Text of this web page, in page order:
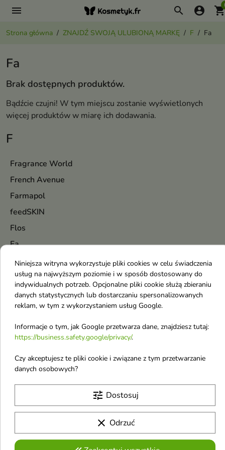
menu search account_circle
Strona główna ZNAJDŹ SWOJĄ ULUBIONĄ MARKĘ F Fa
F
Fragrance World
French Avenue
Farmapol
feedSKIN
Flos
Fa
Face Queen
FaceBoom
Farmona
FitoKosmetik
Flagolie
Flavia
Floslek
Fluff
Fraijour
Frudia
Fa
Brak dostępnych produktów.
Bądźcie czujni! W tym miejscu zostanie wyświetlonych
więcej produktów w miarę ich dodawania.
Niniejsza witryna wykorzystuje pliki cookies w celu świadczenia
usług na najwyższym poziomie i w sposób dostosowany do
indywidualnych potrzeb. Opcjonalne pliki cookie służą zbieraniu
danych statystycznych lub dostarczaniu spersonalizowanych
reklam, w tym z wykorzystaniem usług Google.
Informacje o tym, jak Google przetwarza dane, znajdziesz tutaj:
https://business.safety.google/privacy/.
Czy akceptujesz te pliki cookie i związane z tym przetwarzanie
danych osobowych?
tune Dostosuj
clear Odrzuć